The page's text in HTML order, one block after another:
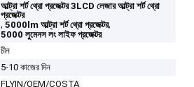
আল্ট্রা শর্ট থ্রো প্রজেক্টর 3LCD লেজার আল্ট্রা শর্ট থ্রো
প্রজেক্টর
,5000lm আল্ট্রা শর্ট থ্রো প্রজেক্টর,
5000 লুমেনস লং লাইফ প্রজেক্টর
চীন
5-10 কাজের দিন
FLYIN/OEM/COSTA